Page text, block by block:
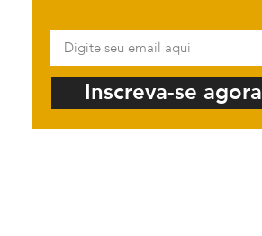
Inscreva-se agora